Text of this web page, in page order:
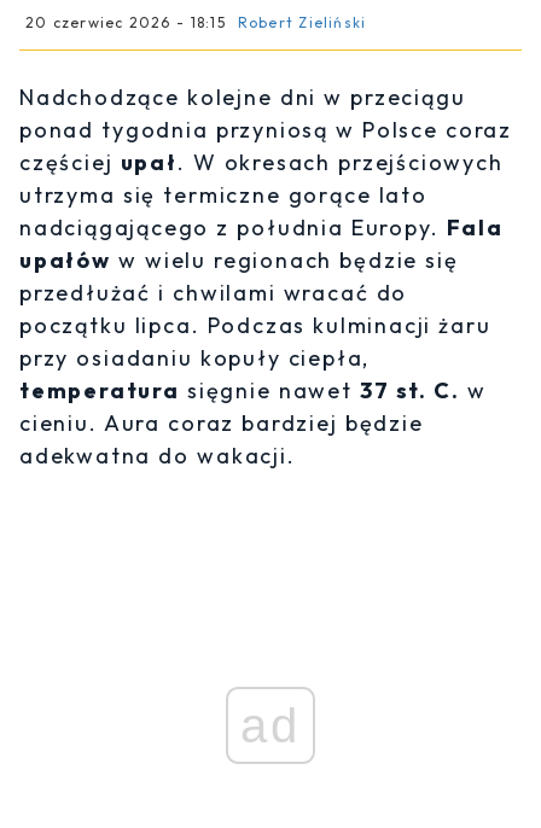
20 czerwiec 2026 - 18:15 Robert Zieliński
Nadchodzące kolejne dni w przeciągu
ponad tygodnia przyniosą w Polsce coraz
częściej upał. W okresach przejściowych
utrzyma się termiczne gorące lato
nadciągającego z południa Europy. Fala
upałów w wielu regionach będzie się
przedłużać i chwilami wracać do
początku lipca. Podczas kulminacji żaru
przy osiadaniu kopuły ciepła,
temperatura sięgnie nawet 37 st. C. w
cieniu. Aura coraz bardziej będzie
adekwatna do wakacji.
ad